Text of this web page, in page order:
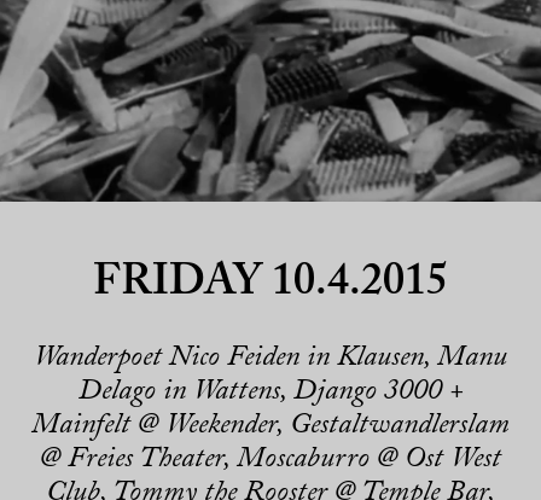
FRIDAY 10.4.2015
Wanderpoet Nico Feiden in Klausen, Manu
Delago in Wattens, Django 3000 +
Mainfelt @ Weekender, Gestaltwandlerslam
@ Freies Theater, Moscaburro @ Ost West
Club, Tommy the Rooster @ Temple Bar,